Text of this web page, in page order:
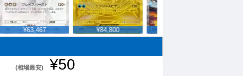
¥63,467 ¥84,800
(相場最安) ¥50